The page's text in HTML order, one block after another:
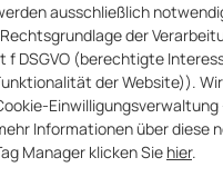
ausschließlich
der
f DSGVO (berechtigte
der Website)).
Einwilligungsverwaltung
Informationen über diese
Manager klicken Sie hier.